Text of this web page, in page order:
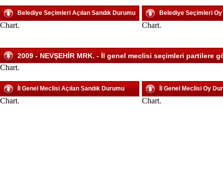
Belediye Seçimleri Açılan Sandık Durumu
Chart.
Belediye Seçimleri
Chart.
2009 - NEVŞEHİR MRK. - İl genel meclisi seçimleri partilere
Chart.
İl Genel Meclisi Açılan Sandık Durumu
Chart.
İl Genel Meclisi Oy
Chart.